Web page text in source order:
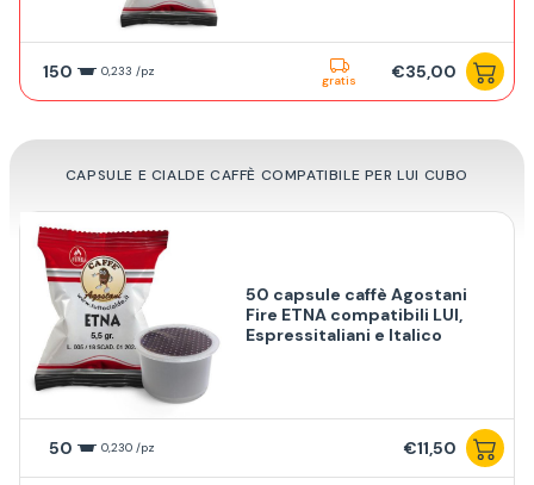
150 0,233 /pz
gratis €35,00
CAPSULE E CIALDE CAFFÈ COMPATIBILE PER LUI CUBO
50 capsule caffè Agostani
Fire ETNA compatibili LUI,
Espressitaliani e Italico
50 0,230 /pz €11,50